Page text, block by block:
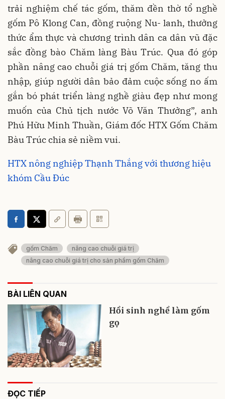
trải nghiệm chế tác gốm, thăm đền thờ tổ nghề
gốm Pô Klong Can, đồng ruộng Nu- lanh, thưởng
thức ẩm thực và chương trình dân ca dân vũ đặc
sắc đồng bào Chăm làng Bàu Trúc. Qua đó góp
phần nâng cao chuỗi giá trị gốm Chăm, tăng thu
nhập, giúp người dân bảo đảm cuộc sống no ấm
gắn bó phát triển làng nghề giàu đẹp như mong
muốn của Chủ tịch nước Võ Văn Thưởng”, anh
Phú Hữu Minh Thuần, Giám đốc HTX Gốm Chăm
Bàu Trúc chia sẻ niềm vui.
HTX nông nghiệp Thạnh Thắng với thương hiệu
khóm Cầu Đúc
gốm Chăm
nâng cao chuỗi giá trị
nâng cao chuỗi giá trị cho sản phẩm gốm Chăm
BÀI LIÊN QUAN
Hồi sinh nghề làm gốm
gọ
ĐỌC TIẾP